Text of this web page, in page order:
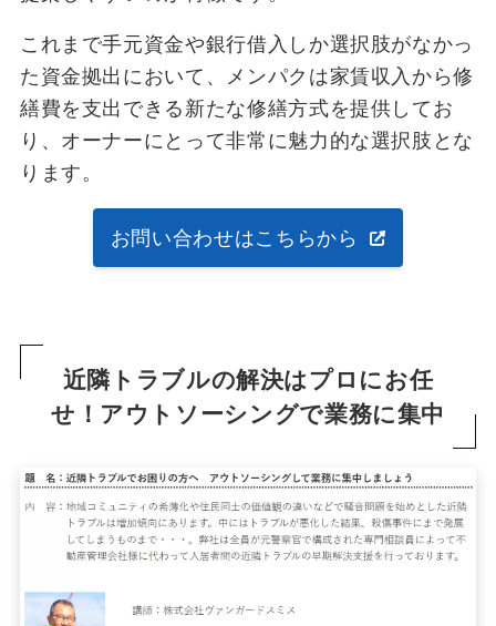
これまで手元資金や銀行借入しか選択肢がなかっ
た資金拠出において、メンパクは家賃収入から修
繕費を支出できる新たな修繕方式を提供してお
り、オーナーにとって非常に魅力的な選択肢とな
ります。
お問い合わせはこちらから
近隣トラブルの解決はプロにお任
せ！アウトソーシングで業務に集中